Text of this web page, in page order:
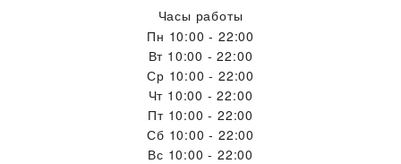
Часы работы
Пн 10:00 - 22:00
Вт 10:00 - 22:00
Ср 10:00 - 22:00
Чт 10:00 - 22:00
Пт 10:00 - 22:00
Сб 10:00 - 22:00
Вс 10:00 - 22:00